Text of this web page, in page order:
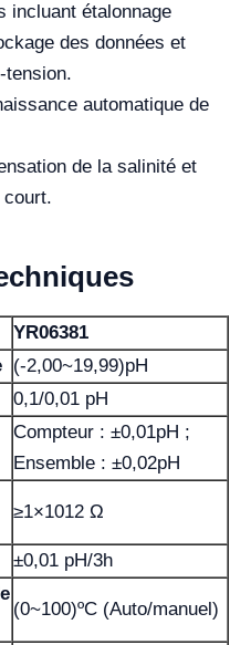
incluant étalonnage
des données et
tension.
automatique de
de la salinité et
YR06381
(-2,00~19,99)pH
0,1/0,01 pH
Compteur : ±0,01pH ;
Ensemble : ±0,02pH
≥1×1012 Ω
±0,01 pH/3h
(0~100)ºC (Auto/manuel)